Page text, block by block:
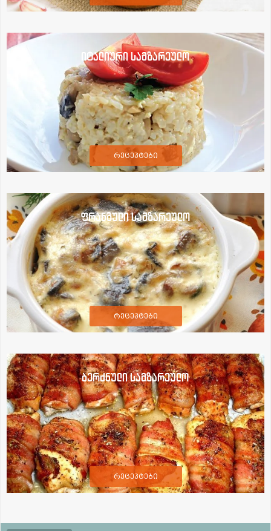
იტალიური სამზარეულო
რეცეპტები
ფრანგული სამზარეულო
რეცეპტები
ბერძნული სამზარეულო
რეცეპტები